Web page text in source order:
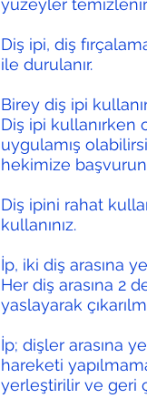
yüzeyler
Diş ipi, diş
ile durulanır.
Birey diş ipi
Diş ipi kullanırken
uygulamış
hekimize
Diş ipini rahat
kullanınız.
İp, iki diş arasına
Her diş arasına 2
yaslayarak
İp; dişler arasına
hareketi
yerleştirilir ve geri